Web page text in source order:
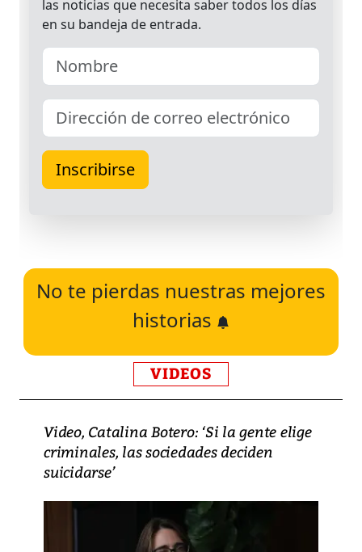
No te pierdas nuestras mejores
historias
VIDEOS
Video, Catalina Botero: ‘Si la gente elige
criminales, las sociedades deciden
suicidarse’